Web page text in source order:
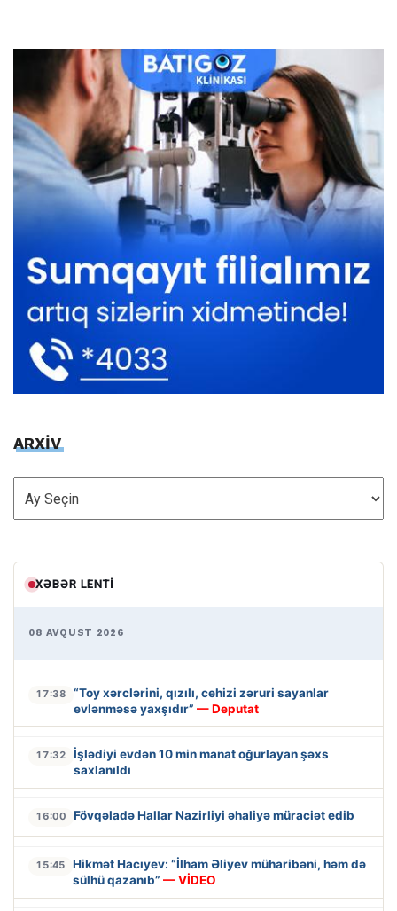
ARXİV
ARXİV
XƏBƏR LENTI
08 AVQUST 2026
17:38
“Toy xərclərini, qızılı, cehizi zəruri sayanlar
evlənməsə yaxşıdır” — Deputat
17:32
İşlədiyi evdən 10 min manat oğurlayan şəxs
saxlanıldı
16:00 Fövqəladə Hallar Nazirliyi əhaliyə müraciət edib
15:45
Hikmət Hacıyev: “İlham Əliyev müharibəni, həm də
sülhü qazanıb” — VİDEO